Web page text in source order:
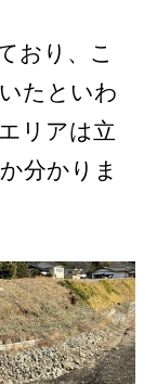
おり、こ
たといわ
リアは立
分かりま